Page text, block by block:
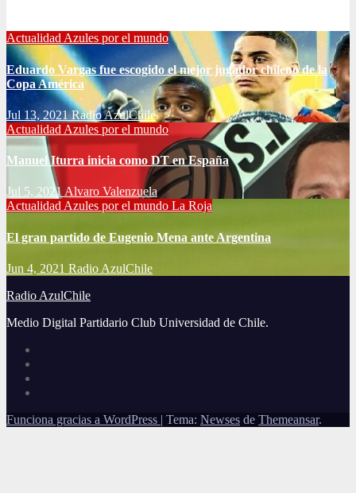
Actualidad Azules por el mundo
Eduardo Vargas fue escogido el mejor jugador chileno de la
Copa América
Jul 13, 2021Radio AzulChile
Actualidad Azules por el mundo
Manuel Iturra inicia como DT en España
Jul 5, 2021 Alvaro Valenzuela
Actualidad Azules por el mundo La Roja
El gran partido de Eugenio Mena ante Argentina
Jun 4, 2021 Radio AzulChile
Radio AzulChile
Medio Digital Partidario Club Universidad de Chile.
Funciona gracias a WordPress | Tema: Newses de Themeansar.